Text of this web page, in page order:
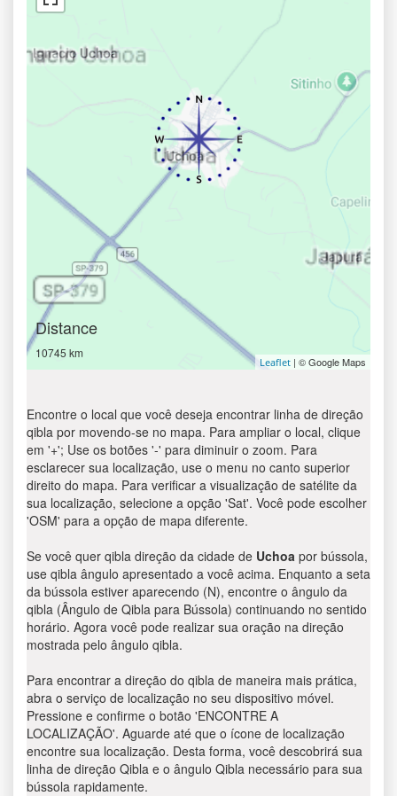
Distance
10745 km
Leaflet | © Google Maps
Encontre o local que você deseja encontrar linha de direção
qibla por movendo-se no mapa. Para ampliar o local, clique
em '+'; Use os botões '-' para diminuir o zoom. Para
esclarecer sua localização, use o menu no canto superior
direito do mapa. Para verificar a visualização de satélite da
sua localização, selecione a opção 'Sat'. Você pode escolher
'OSM' para a opção de mapa diferente.
Se você quer qibla direção da cidade de Uchoa por bússola,
use qibla ângulo apresentado a você acima. Enquanto a seta
da bússola estiver aparecendo (N), encontre o ângulo da
qibla (Ângulo de Qibla para Bússola) continuando no sentido
horário. Agora você pode realizar sua oração na direção
mostrada pelo ângulo qibla.
Para encontrar a direção do qibla de maneira mais prática,
abra o serviço de localização no seu dispositivo móvel.
Pressione e confirme o botão 'ENCONTRE A
LOCALIZAÇÃO'. Aguarde até que o ícone de localização
encontre sua localização. Desta forma, você descobrirá sua
linha de direção Qibla e o ângulo Qibla necessário para sua
bússola rapidamente.